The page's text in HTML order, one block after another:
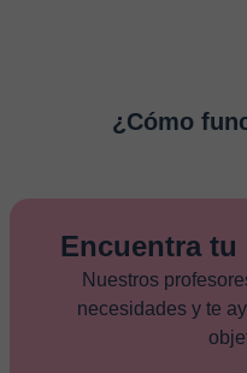
¿Cómo
Encuentra
Nuestros
necesidades y te